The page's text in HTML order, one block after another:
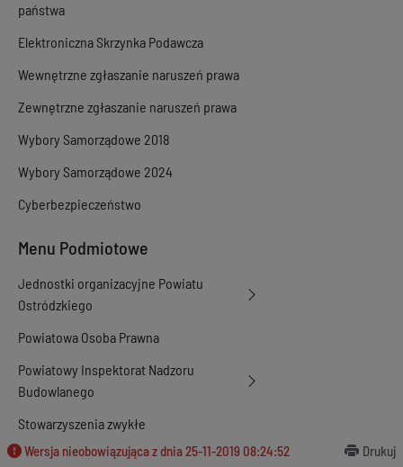
państwa
Elektroniczna Skrzynka Podawcza
Wewnętrzne zgłaszanie naruszeń prawa
Zewnętrzne zgłaszanie naruszeń prawa
Wybory Samorządowe 2018
Wybory Samorządowe 2024
Cyberbezpieczeństwo
Menu Podmiotowe
Jednostki organizacyjne Powiatu
Ostródzkiego
Powiatowa Osoba Prawna
Powiatowy Inspektorat Nadzoru
Budowlanego
Stowarzyszenia zwykłe
Wersja nieobowiązująca z dnia25-11-2019 08:24:52 Drukuj